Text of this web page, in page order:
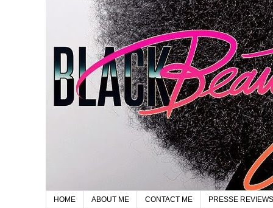
HOME ABOUT ME CONTACT ME PRESSE REVIEWS